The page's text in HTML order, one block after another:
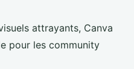
attrayants, Canva
pour les community